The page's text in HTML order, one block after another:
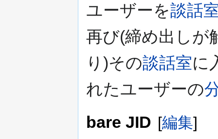
ユーザーを談話
再び(締め出しが
り)その談話室に
れたユーザーの
bare JID [編集]